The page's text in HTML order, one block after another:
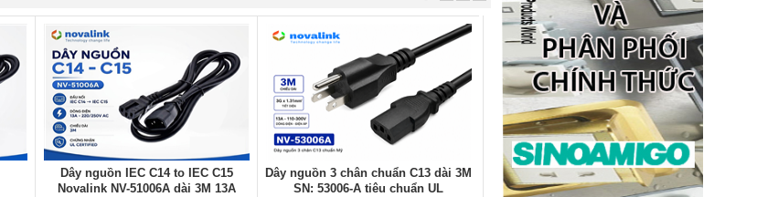
Dây nguồn IEC C14 to IEC C15
Novalink NV-51006A dài 3M 13A
Dây nguồn 3 chân chuẩn C13 dài 3M
SN: 53006-A tiêu chuẩn UL
không dây 15W, USB-C -
Novalink KA-01
Giá: 2,650,000 VNĐ